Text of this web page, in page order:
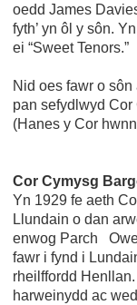
oedd James
fyth’ yn ôl y sôn.
ei “Sweet Tenors.”
Nid oes fawr o
pan sefydlwyd
(Hanes y Cor
Cor Cymysg
Yn 1929 fe aeth
Llundain o dan
enwog Parch
fawr i fynd i
rheilffordd
harweinydd ac